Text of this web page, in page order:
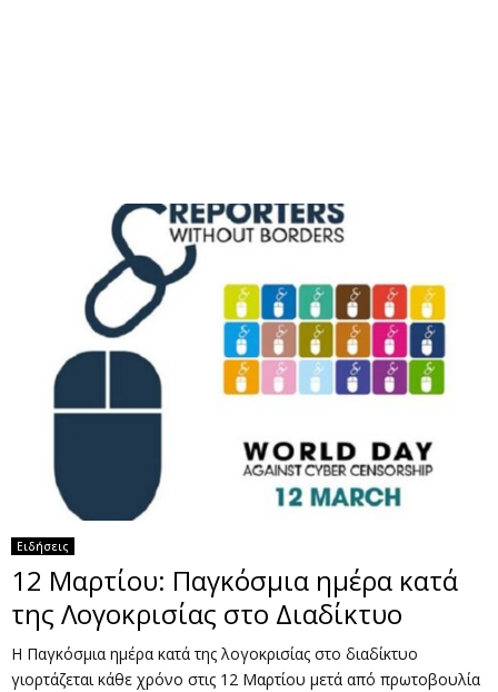
Ειδήσεις
12 Μαρτίου: Παγκόσμια ημέρα κατά
της Λογοκρισίας στο Διαδίκτυο
Η Παγκόσμια ημέρα κατά της λογοκρισίας στο διαδίκτυο
γιορτάζεται κάθε χρόνο στις 12 Μαρτίου μετά από πρωτοβουλία